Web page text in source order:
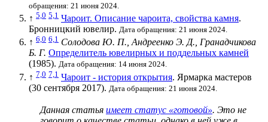
обращения: 21 июня 2024.
↑ 5,0 5,1 Чароит. Описание чароита, свойства камня.
Бронницкий ювелир. Дата обращения: 21 июня 2024.
↑ 6,0 6,1 Солодова Ю. П., Андреенко Э. Д., Гранадчикова
Б. Г. Определитель ювелирных и поддельных камней
(1985). Дата обращения: 14 июня 2024.
↑ 7,0 7,1 Чароит - история открытия. Ярмарка мастеров
(30 сентября 2017). Дата обращения: 21 июня 2024.
Данная статья имеет статус «готовой». Это не